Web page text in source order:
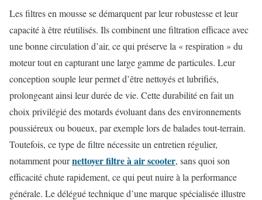
Les filtres en mousse se démarquent par leur robustesse et leur
capacité à être réutilisés. Ils combinent une filtration efficace avec
une bonne circulation d’air, ce qui préserve la « respiration » du
moteur tout en capturant une large gamme de particules. Leur
conception souple leur permet d’être nettoyés et lubrifiés,
prolongeant ainsi leur durée de vie. Cette durabilité en fait un
choix privilégié des motards évoluant dans des environnements
poussiéreux ou boueux, par exemple lors de balades tout-terrain.
Toutefois, ce type de filtre nécessite un entretien régulier,
notamment pournettoyer filtre à air scooter, sans quoi son
efficacité chute rapidement, ce qui peut nuire à la performance
générale. Le délégué technique d’une marque spécialisée illustre